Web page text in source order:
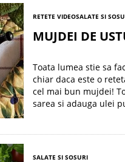
RETETE VIDEOSALATE SI
MUJDEI DE
Toata lumea stie sa
chiar daca este o
cel mai bun mujdei!
sarea si adauga ulei
SALATE SI SOSURI